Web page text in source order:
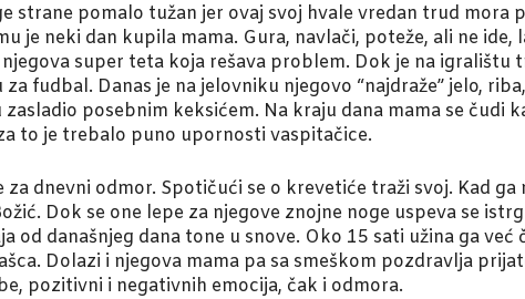
strane pomalo tužan jer ovaj svoj hvale vredan trud mora
je neki dan kupila mama. Gura, navlači, poteže, ali ne ide,
super teta koja rešava problem. Dok je na igralištu
fudbal. Danas je na jelovniku njegovo “najdraže” jelo,
posebnim keksićem. Na kraju dana mama se čudi
to je trebalo puno upornosti vaspitačice.
dnevni odmor. Spotičući se o krevetiće traži svoj. Kad ga
Dok se one lepe za njegove znojne noge uspeva se
od današnjeg dana tone u snove. Oko 15 sati užina ga već
Dolazi i njegova mama pa sa smeškom pozdravlja
pozitivni i negativnih emocija, čak i odmora.